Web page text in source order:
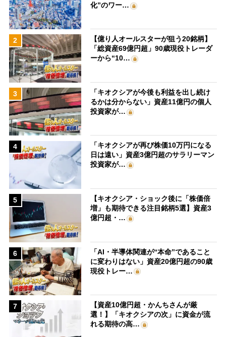
化”のワー…
2
【億り人オールスターが狙う20銘柄】
「総資産69億円超」90歳現役トレーダ
ーから“10…
3
「キオクシアが今後も利益を出し続け
るかは分からない」資産11億円の個人
投資家が…
4
「キオクシアが再び株価10万円になる
日は遠い」資産3億円超のサラリーマン
投資家が…
5
【キオクシア・ショック後に「株価倍
増」も期待できる注目銘柄5選】資産3
億円超・…
6
「AI・半導体関連が“本命”であること
に変わりはない」資産20億円超の90歳
現役トレー…
7
【資産10億円超・かんちさんが厳
選！】「キオクシアの次」に資金が流
れる期待の高…